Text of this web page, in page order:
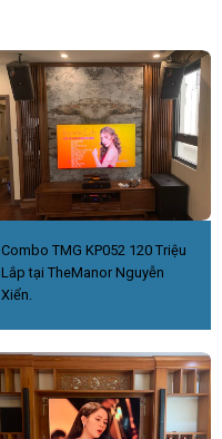
Combo TMG KP052 120 Triệu
Lắp tại TheManor Nguyễn
Xiển.